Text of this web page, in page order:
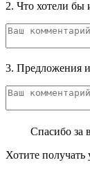
2. Что хотели бы
3. Предложения
Спасибо за
Хотите получать